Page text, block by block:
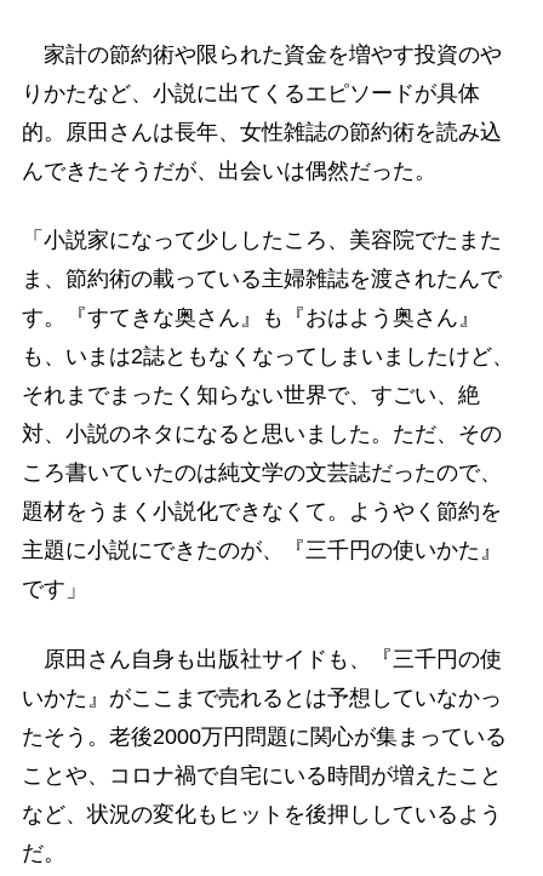
家計の節約術や限られた資金を増やす投資のや
りかたなど、小説に出てくるエピソードが具体
的。原田さんは長年、女性雑誌の節約術を読み込
んできたそうだが、出会いは偶然だった。
「小説家になって少ししたころ、美容院でたまた
ま、節約術の載っている主婦雑誌を渡されたんで
す。『すてきな奥さん』も『おはよう奥さん』
も、いまは2誌ともなくなってしまいましたけど、
それまでまったく知らない世界で、すごい、絶
対、小説のネタになると思いました。ただ、その
ころ書いていたのは純文学の文芸誌だったので、
題材をうまく小説化できなくて。ようやく節約を
主題に小説にできたのが、『三千円の使いかた』
です」
原田さん自身も出版社サイドも、『三千円の使
いかた』がここまで売れるとは予想していなかっ
たそう。老後2000万円問題に関心が集まっている
ことや、コロナ禍で自宅にいる時間が増えたこと
など、状況の変化もヒットを後押ししているよう
だ。